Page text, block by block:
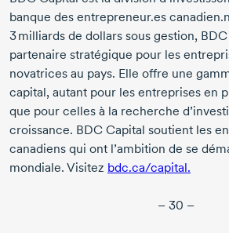
banque des entrepreneur.es
3 milliards de dollars sous gestion,
partenaire stratégique pour les
novatrices au pays. Elle offre une
capital, autant pour les entreprises en
que pour celles à la recherche
croissance. BDC Capital soutient les
canadiens qui ont l’ambition de se
mondiale. Visitez bdc.ca/capital.
– 30 –